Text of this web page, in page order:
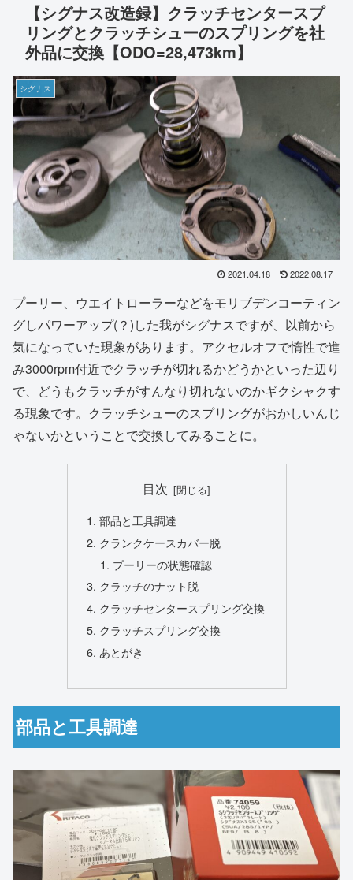
【シグナス改造録】クラッチセンタースプ
リングとクラッチシューのスプリングを社
外品に交換【ODO=28,473km】
シグナス
2021.04.18 2022.08.17
プーリー、ウエイトローラーなどをモリブデンコーティン
グしパワーアップ(？)した我がシグナスですが、以前から
気になっていた現象があります。アクセルオフで惰性で進
み3000rpm付近でクラッチが切れるかどうかといった辺り
で、どうもクラッチがすんなり切れないのかギクシャクす
る現象です。クラッチシューのスプリングがおかしいんじ
ゃないかということで交換してみることに。
目次
部品と工具調達
クランクケースカバー脱
プーリーの状態確認
クラッチのナット脱
クラッチセンタースプリング交換
クラッチスプリング交換
あとがき
部品と工具調達